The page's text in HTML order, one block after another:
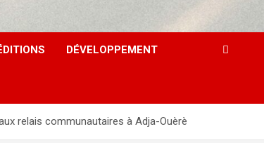
DÉVELOPPEMENT
relais communautaires à Adja-Ouèrè